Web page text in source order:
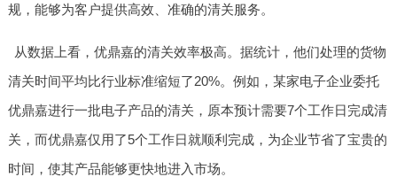
规，能够为客户提供高效、准确的清关服务。
从数据上看，优鼎嘉的清关效率极高。据统计，他们处理的货物
清关时间平均比行业标准缩短了20%。例如，某家电子企业委托
优鼎嘉进行一批电子产品的清关，原本预计需要7个工作日完成清
关，而优鼎嘉仅用了5个工作日就顺利完成，为企业节省了宝贵的
时间，使其产品能够更快地进入市场。